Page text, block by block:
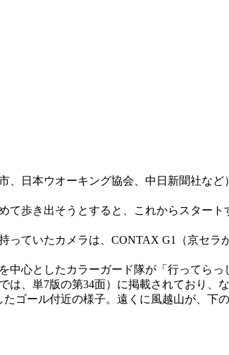
日本ウオーキング協会、中日新聞社な
歩き出そうとすると、これからスター
ていたカメラは、CONTAX G1（京セ
心としたカラーガード隊が「行ってら
は、単7版の第34面）に掲載されており
ゴール付近の様子。遠くに風越山が、下